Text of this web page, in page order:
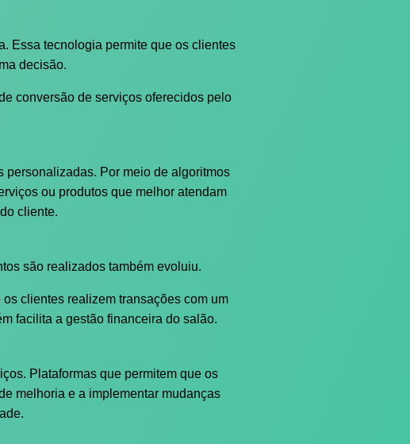
Essa tecnologia permite que os clientes
decisão.
conversão de serviços oferecidos pelo
personalizadas. Por meio de algoritmos
ou produtos que melhor atendam
cliente.
são realizados também evoluiu.
clientes realizem transações com um
facilita a gestão financeira do salão.
Plataformas que permitem que os
melhoria e a implementar mudanças